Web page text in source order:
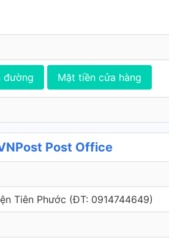
đường Mặt tiền cửa hàng
Post Office
Tiên Phước (ÐT: 0914744649)